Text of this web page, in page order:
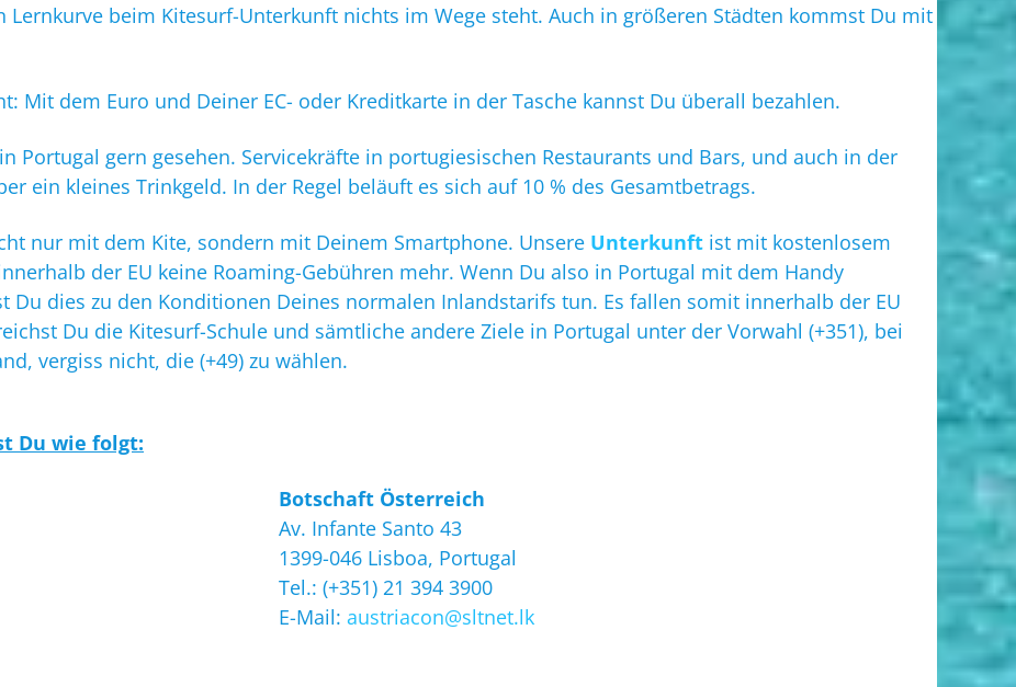
Lernkurve beim Kitesurf-Unterkunft nichts im Wege steht. Auch in größeren Städten kommst Du mit
Mit dem Euro und Deiner EC- oder Kreditkarte in der Tasche kannst Du überall bezahlen.
Portugal gern gesehen. Servicekräfte in portugiesischen Restaurants und Bars, und auch in der
ein kleines Trinkgeld. In der Regel beläuft es sich auf 10 % des Gesamtbetrags.
nur mit dem Kite, sondern mit Deinem Smartphone. Unsere Unterkunft ist mit kostenlosem
der EU keine Roaming-Gebühren mehr. Wenn Du also in Portugal mit dem Handy
Du dies zu den Konditionen Deines normalen Inlandstarifs tun. Es fallen somit innerhalb der EU
Du die Kitesurf-Schule und sämtliche andere Ziele in Portugal unter der Vorwahl (+351), bei
vergiss nicht, die (+49) zu wählen.
Du wie folgt:
Botschaft Österreich
Av. Infante Santo 43
1399-046 Lisboa, Portugal
Tel.: (+351) 21 394 3900
E-Mail: austriacon@sltnet.lk